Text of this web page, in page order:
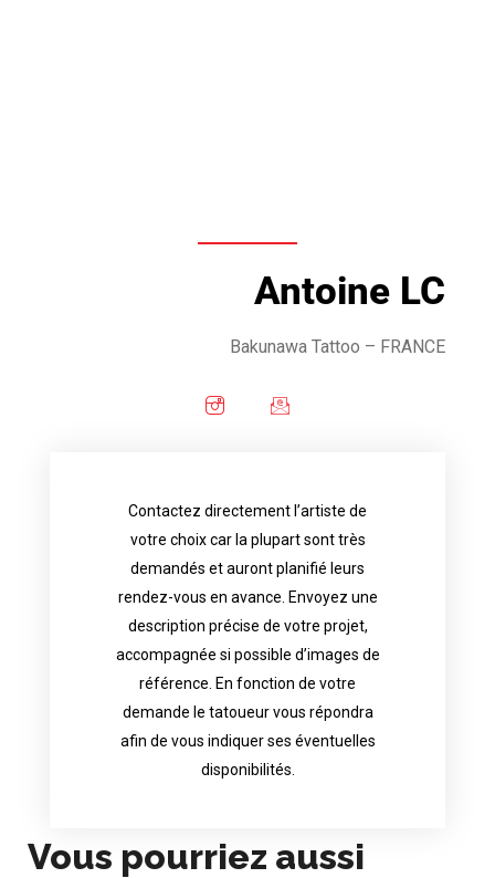
Antoine LC
Bakunawa Tattoo – FRANCE
Contactez directement l’artiste de
votre choix car la plupart sont très
demandés et auront planifié leurs
rendez-vous en avance. Envoyez une
description précise de votre projet,
accompagnée si possible d’images de
référence. En fonction de votre
demande le tatoueur vous répondra
afin de vous indiquer ses éventuelles
disponibilités.
Contact directly the artist of your
choice because most are in great
appointments in advance. Send an
accurate description of your project, if
possible attached with reference
images. Depending your request, the
tattoo artist will answer to tell you his
Vous pourriez aussi